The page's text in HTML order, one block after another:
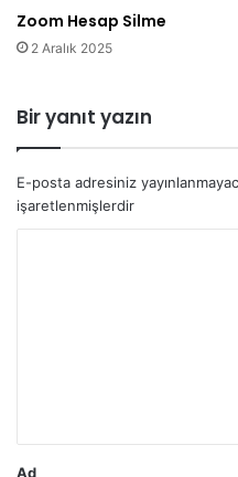
Zoom Hesap Silme
2 Aralık 2025
Bir yanıt yazın
E-posta adresiniz
işaretlenmişlerdir
Ad